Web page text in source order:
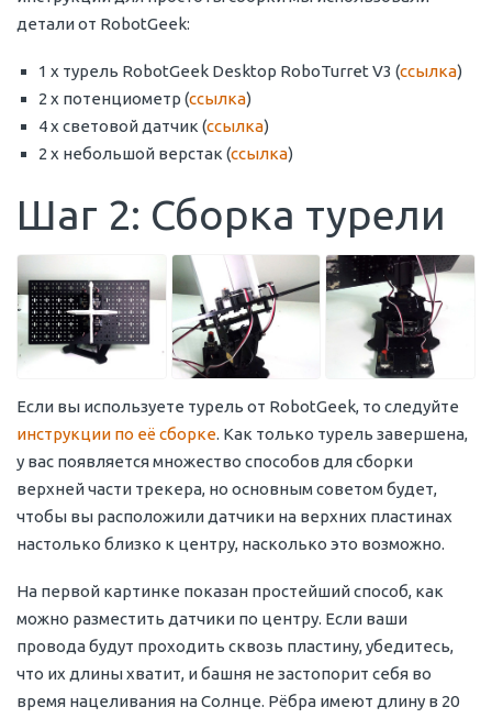
детали от RobotGeek:
1 x турель RobotGeek Desktop RoboTurret V3 (ссылка)
2 x потенциометр (ссылка)
4 x световой датчик (ссылка)
2 x небольшой верстак (ссылка)
Шаг 2: Сборка турели
Если вы используете турель от RobotGeek, то следуйте
инструкции по её сборке. Как только турель завершена,
у вас появляется множество способов для сборки
верхней части трекера, но основным советом будет,
чтобы вы расположили датчики на верхних пластинах
настолько близко к центру, насколько это возможно.
На первой картинке показан простейший способ, как
можно разместить датчики по центру. Если ваши
провода будут проходить сквозь пластину, убедитесь,
что их длины хватит, и башня не застопорит себя во
время нацеливания на Солнце. Рёбра имеют длину в 20